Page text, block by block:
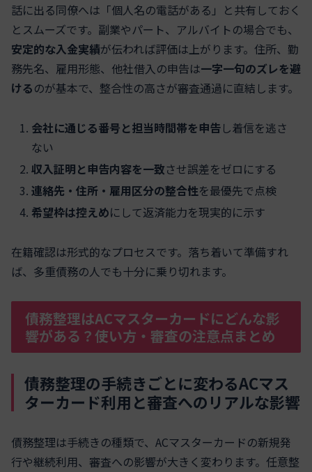
話に出る同僚へは「個人名の電話がある」と共有しておく
とスムーズです。副業やパート、アルバイトの場合でも、
安定的な入金実績が伝われば評価は上がります。住所、勤
務先名、雇用形態、他社借入の申告は一字一句のズレを避
けるのが基本で、整合性の高さが審査通過に直結します。
会社に通じる番号と担当時間帯を申告し着信を逃さ
ない
収入証明と申告内容を一致させ誤差をゼロにする
連絡先・住所・雇用区分の整合性を最優先で点検
希望枠は控えめにして返済能力を現実的に示す
在籍確認は形式的なプロセスです。落ち着いて準備すれ
ば、多重債務の人でも十分に乗り切れます。
債務整理はACマスターカードにどんな影
響がある？使い方・審査の注意点まとめ
債務整理の手続きごとに変わるACマス
ターカード利用と審査へのリアルな影響
債務整理は手続きの種類で、ACマスターカードの新規発
行や継続利用、審査への影響が大きく変わります。任意整